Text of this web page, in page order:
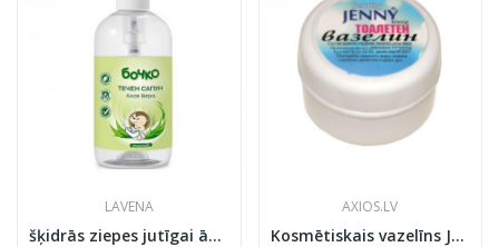
LAVENA
šķidrās ziepes jutīgai ādai ar alveju 410 ml
AXIOS.LV
Kosmētiskais vazelīns Jenny